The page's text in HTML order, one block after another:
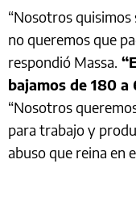
“Nosotros
no queremos que
respondió Massa.
bajamos de 180 a
“Nosotros
para trabajo y
abuso que reina en